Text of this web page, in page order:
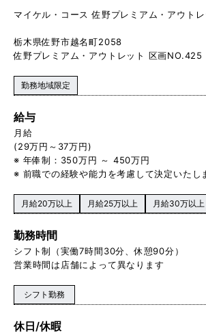
マイケル・コース 佐野プレミアム・アウト
栃木県佐野市越名町2058
佐野プレミアム・アウトレット 区画NO.425
勤務地域限定
給与
月給
(29万円～37万円)
※ 年俸制：350万円 ～ 450万円
※ 前職での経験や能力を考慮して決定いたし
月給20万以上 月給25万以上 月給30万以上
勤務時間
シフト制（実働7時間30分、休憩90分）
営業時間は店舗によって異なります
シフト勤務
休日/休暇